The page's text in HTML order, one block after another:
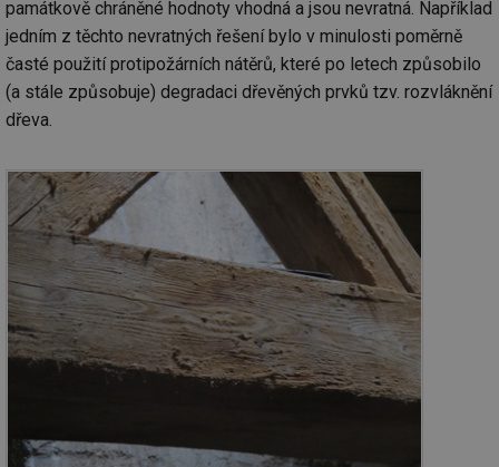
památkově chráněné hodnoty vhodná a jsou nevratná. Například
jedním z těchto nevratných řešení bylo v minulosti poměrně
časté použití protipožárních nátěrů, které po letech způsobilo
(a stále způsobuje) degradaci dřevěných prvků tzv. rozvláknění
dřeva.